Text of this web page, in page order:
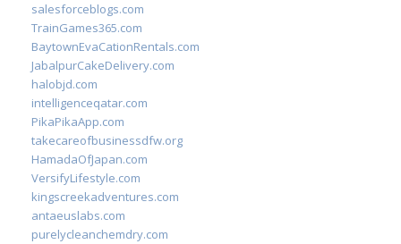
salesforceblogs.com
TrainGames365.com
BaytownEvaCationRentals.com
JabalpurCakeDelivery.com
halobjd.com
intelligenceqatar.com
PikaPikaApp.com
takecareofbusinessdfw.org
HamadaOfJapan.com
VersifyLifestyle.com
kingscreekadventures.com
antaeuslabs.com
purelycleanchemdry.com